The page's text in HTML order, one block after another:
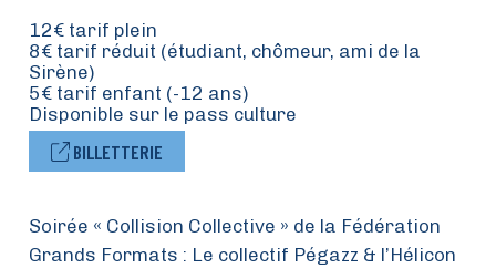
12€ tarif plein
8€ tarif réduit (étudiant, chômeur, ami de la
Sirène)
5€ tarif enfant (-12 ans)
Disponible sur le pass culture
BILLETTERIE
Soirée « Collision Collective » de la Fédération
Grands Formats : Le collectif Pégazz & l’Hélicon